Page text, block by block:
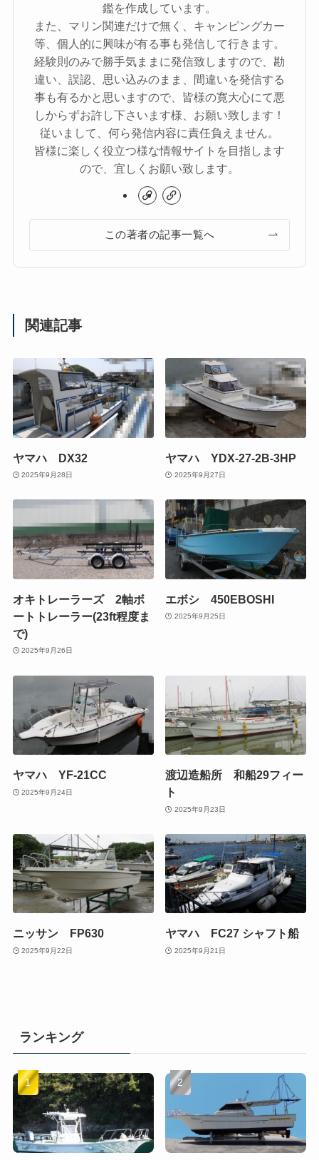
鑑を作成しています。
また、マリン関連だけで無く、キャンピングカー
等、個人的に興味が有る事も発信して行きます。
経験則のみで勝手気ままに発信致しますので、勘
違い、誤認、思い込みのまま、間違いを発信する
事も有るかと思いますので、皆様の寛大心にて悪
しからずお許し下さいます様、お願い致します！
従いまして、何ら発信内容に責任負えません。
皆様に楽しく役立つ様な情報サイトを目指します
ので、宜しくお願い致します。
この著者の記事一覧へ
関連記事
ヤマハ DX32
2025年9月28日
ヤマハ YDX-27-2B-3HP
2025年9月27日
オキトレーラーズ 2軸ボ
ートトレーラー(23ft程度ま
で)
2025年9月26日
エボシ 450EBOSHI
2025年9月25日
ヤマハ YF-21CC
2025年9月24日
渡辺造船所 和船29フィー
ト
2025年9月23日
ニッサン FP630
2025年9月22日
ヤマハ FC27 シャフト船
2025年9月21日
ランキング